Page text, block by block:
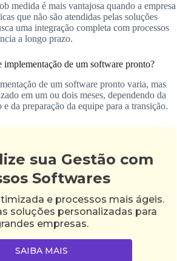
medida é mais vantajosa quando a empresa
que não são atendidas pelas soluções
uma integração completa com processos
a longo prazo.
implementação de um software pronto?
de um software pronto varia, mas
em um ou dois meses, dependendo da
da preparação da equipe para a transição.
sua Gestão com
Softwares
e processos mais ágeis.
soluções personalizadas para
empresas.
SAIBA MAIS